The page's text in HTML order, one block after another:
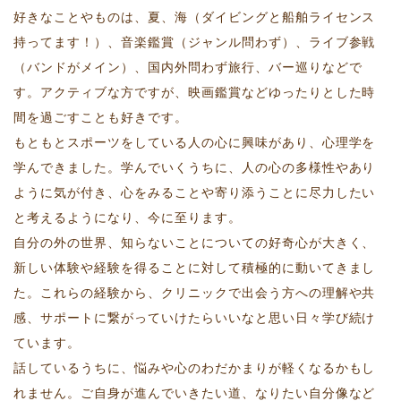
好きなことやものは、夏、海（ダイビングと船舶ライセンス
持ってます！）、音楽鑑賞（ジャンル問わず）、ライブ参戦
（バンドがメイン）、国内外問わず旅行、バー巡りなどで
す。アクティブな方ですが、映画鑑賞などゆったりとした時
間を過ごすことも好きです。
もともとスポーツをしている人の心に興味があり、心理学を
学んできました。学んでいくうちに、人の心の多様性やあり
ように気が付き、心をみることや寄り添うことに尽力したい
と考えるようになり、今に至ります。
自分の外の世界、知らないことについての好奇心が大きく、
新しい体験や経験を得ることに対して積極的に動いてきまし
た。これらの経験から、クリニックで出会う方への理解や共
感、サポートに繋がっていけたらいいなと思い日々学び続け
ています。
話しているうちに、悩みや心のわだかまりが軽くなるかもし
れません。ご自身が進んでいきたい道、なりたい自分像など